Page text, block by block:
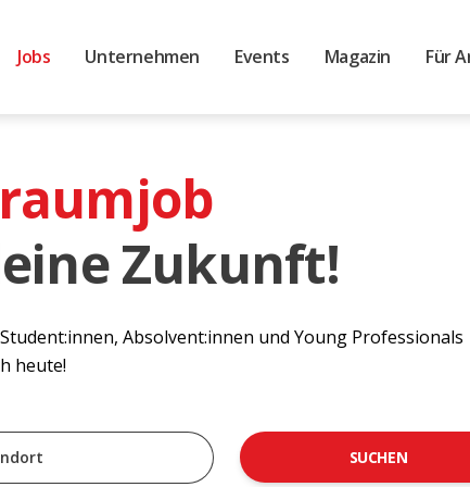
Jobs Unternehmen Events Magazin Für
Zukunft!
Absolvent:innen und Young Professionals
heute!
SUCHEN